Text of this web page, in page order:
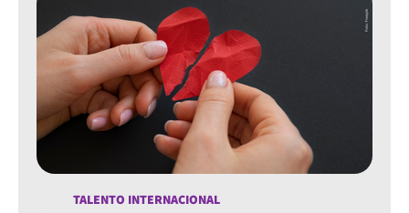
TALENTO INTERNACIONAL